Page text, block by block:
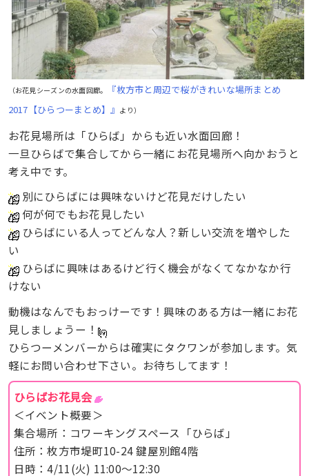
（お花見シーズンの水面回廊。
『枚方市と周辺で桜がきれいな場所まとめ
2017【ひらつーまとめ】』 より）
お花見場所は「ひらば」からも近い水面回廊！
一旦ひらばで集合してから一緒にお花見場所へ向かおうと
考え中です。
別にひらばには興味ないけど花見だけしたい
何が何でもお花見したい
ひらばにいる人ってどんな人？新しい交流を増やした
い
ひらばに興味はあるけど行く機会がなくてなかなか行
けない
動機はなんでもおっけーです！興味のある方は一緒にお花
見しましょうー！
ひらつーメンバーからは確実にタクワンが参加します。気
軽にお問い合わせ下さい。お待ちしてます！
ひらばお花見会
＜イベント概要＞
集合場所：コワーキングスペース「ひらば」
住所：枚方市堤町10-24 鍵屋別館4階
日時：4/11(火) 11:00〜12:30